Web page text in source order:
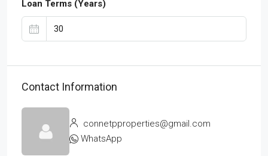
Loan Terms (Years)
Contact Information
connetpproperties@gmail.com
WhatsApp